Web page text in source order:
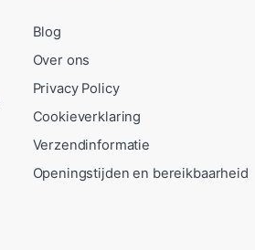
Blog
Over ons
Privacy Policy
Cookieverklaring
Verzendinformatie
Openingstijden en bereikbaarheid